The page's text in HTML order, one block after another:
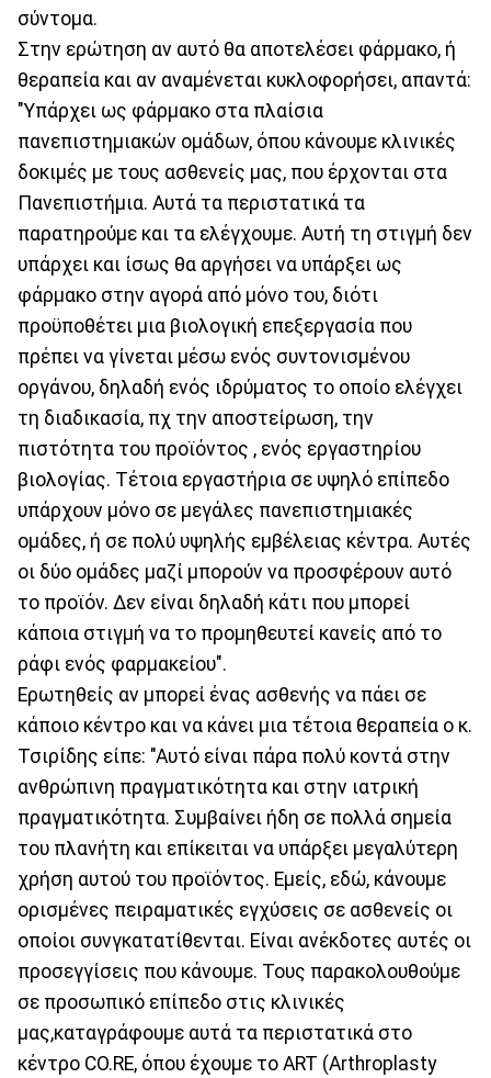
σύντομα.
Στην ερώτηση αν αυτό θα αποτελέσει φάρμακο, ή
θεραπεία και αν αναμένεται κυκλοφορήσει, απαντά:
"Υπάρχει ως φάρμακο στα πλαίσια
πανεπιστημιακών ομάδων, όπου κάνουμε κλινικές
δοκιμές με τους ασθενείς μας, που έρχονται στα
Πανεπιστήμια. Αυτά τα περιστατικά τα
παρατηρούμε και τα ελέγχουμε. Αυτή τη στιγμή δεν
υπάρχει και ίσως θα αργήσει να υπάρξει ως
φάρμακο στην αγορά από μόνο του, διότι
προϋποθέτει μια βιολογική επεξεργασία που
πρέπει να γίνεται μέσω ενός συντονισμένου
οργάνου, δηλαδή ενός ιδρύματος το οποίο ελέγχει
τη διαδικασία, πχ την αποστείρωση, την
πιστότητα του προϊόντος , ενός εργαστηρίου
βιολογίας. Τέτοια εργαστήρια σε υψηλό επίπεδο
υπάρχουν μόνο σε μεγάλες πανεπιστημιακές
ομάδες, ή σε πολύ υψηλής εμβέλειας κέντρα. Αυτές
οι δύο ομάδες μαζί μπορούν να προσφέρουν αυτό
το προϊόν. Δεν είναι δηλαδή κάτι που μπορεί
κάποια στιγμή να το προμηθευτεί κανείς από το
ράφι ενός φαρμακείου".
Ερωτηθείς αν μπορεί ένας ασθενής να πάει σε
κάποιο κέντρο και να κάνει μια τέτοια θεραπεία ο κ.
Τσιρίδης είπε: "Αυτό είναι πάρα πολύ κοντά στην
ανθρώπινη πραγματικότητα και στην ιατρική
πραγματικότητα. Συμβαίνει ήδη σε πολλά σημεία
του πλανήτη και επίκειται να υπάρξει μεγαλύτερη
χρήση αυτού του προϊόντος. Εμείς, εδώ, κάνουμε
ορισμένες πειραματικές εγχύσεις σε ασθενείς οι
οποίοι συνγκατατίθενται. Είναι ανέκδοτες αυτές οι
προσεγγίσεις που κάνουμε. Τους παρακολουθούμε
σε προσωπικό επίπεδο στις κλινικές
μας,καταγράφουμε αυτά τα περιστατικά στο
κέντρο CO.RE, όπου έχουμε το ΑRT (Αrthroplasty